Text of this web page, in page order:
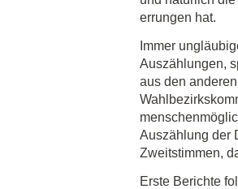
errungen hat.
Immer
Auszählungen,
aus den
Auszählung der
Zweitstimmen,
Erste Berichte